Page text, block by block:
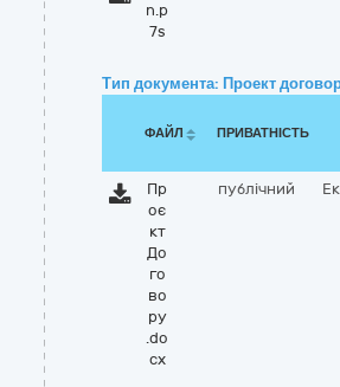
n.p
7s
Тип документа: Проект
ФАЙЛ ПРИВАТНІСТЬ
Пр
оє
кт
До
го
во
ру
.do
cx
публічний